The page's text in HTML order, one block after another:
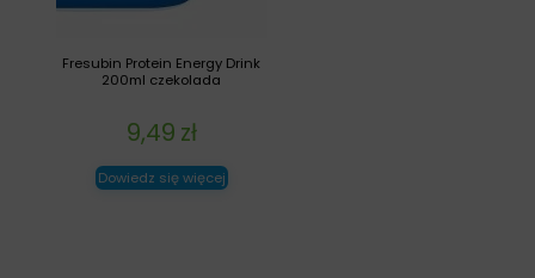
Fresubin Protein Energy Drink
200ml czekolada
9,49 zł
Dowiedz się więcej